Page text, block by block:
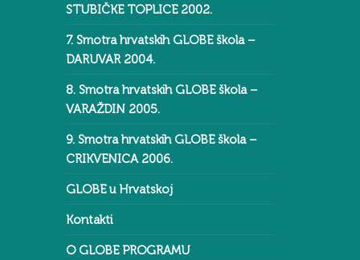
STUBIČKE TOPLICE 2002.
7. Smotra hrvatskih GLOBE škola –
DARUVAR 2004.
8. Smotra hrvatskih GLOBE škola –
VARAŽDIN 2005.
9. Smotra hrvatskih GLOBE škola –
CRIKVENICA 2006.
GLOBE u Hrvatskoj
Kontakti
O GLOBE PROGRAMU